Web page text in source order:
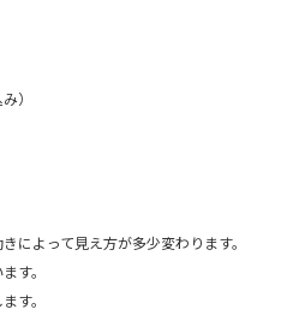
）
によって見え方が多少変わります。
す。
す。